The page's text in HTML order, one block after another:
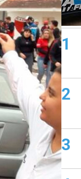
1
2
3